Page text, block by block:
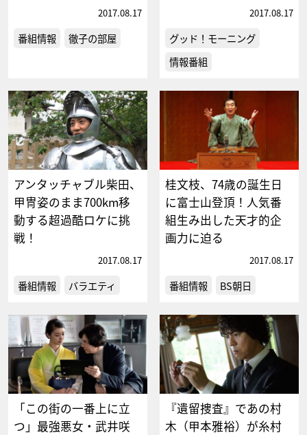
2017.08.17
番組情報 徹子の部屋
2017.08.17
グッド！モーニング
情報番組
アンタッチャブル柴田、
甲冑姿のまま700km移
動する超過酷ロケに挑
戦！
2017.08.17
番組情報 バラエティ
桂文枝、74歳の誕生日
に富士山登頂！人気番
組生み出した天才的企
画力に迫る
2017.08.17
番組情報 BS朝日
「この街の一番上に立
つ」最強悪女・武井咲
『遺留捜査』であの村
木（甲本雅裕）が糸村